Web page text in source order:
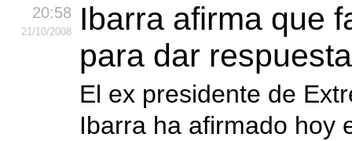
20:58
21/10/2008
Ibarra afirma que
para dar
El ex presidente de
Ibarra ha afirmado hoy